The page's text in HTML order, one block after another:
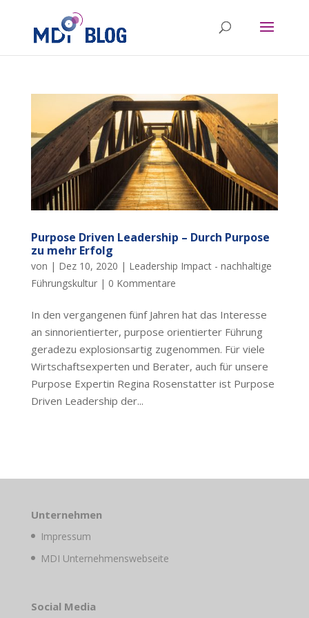
Purpose Driven Leadership – Durch Purpose
zu mehr Erfolg
von | Dez 10, 2020 | Leadership Impact - nachhaltige
Führungskultur| 0 Kommentare
In den vergangenen fünf Jahren hat das Interesse
an sinnorientierter, purpose orientierter Führung
geradezu explosionsartig zugenommen. Für viele
Wirtschaftsexperten und Berater, auch für unsere
Purpose Expertin Regina Rosenstatter ist Purpose
Driven Leadership der...
Unternehmen
Impressum
MDI Unternehmenswebseite
Social Media